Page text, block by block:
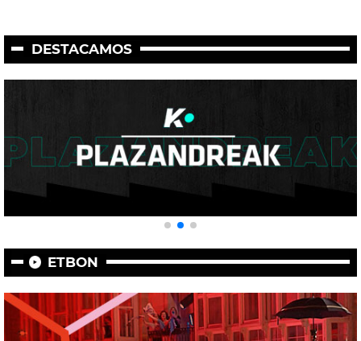
DESTACAMOS
ETBON